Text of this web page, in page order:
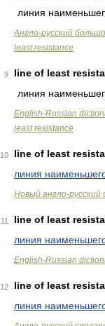
линия
Англо-русский
least resistance
9
line of least
линия
English-Russian
least resistance
10
line of least
линия
Новый англо-русский
11
line of least
линия
English-Russian
12
line of least
линия